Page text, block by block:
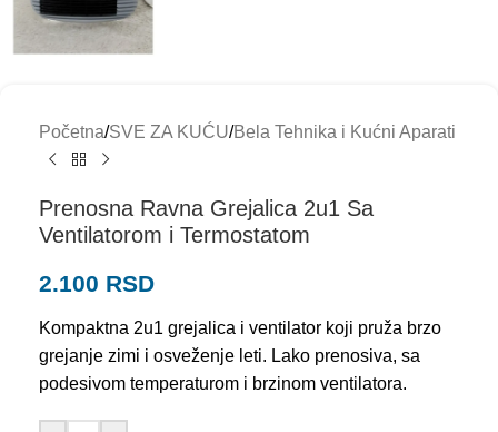
Početna/SVE ZA KUĆU/Bela Tehnika i Kućni Aparati
Prenosna Ravna Grejalica 2u1 Sa
Ventilatorom i Termostatom
2.100 RSD
Kompaktna 2u1 grejalica i ventilator koji pruža brzo
grejanje zimi i osveženje leti. Lako prenosiva, sa
podesivom temperaturom i brzinom ventilatora.